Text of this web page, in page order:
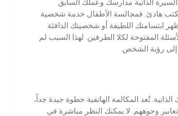
الذاتية مدارسك وعملك السابق
هادئ. فمجالسة الأطفال خدمة شخصية
ابتسامتك اللطيفة أو شخصيتك الدافئة
المفتوحة لكلا الطرفين. لهذا السبب لم
إلى رؤية الشخص.
تُعد المكالمة الهاتفية خطوة جيدة جداً،
وجوههم. لا يمكنك النظر مباشرة في